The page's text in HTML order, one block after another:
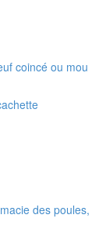
coincé ou mou
des poules,